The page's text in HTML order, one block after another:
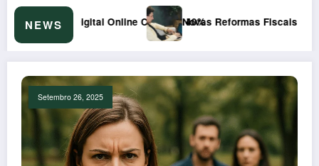
NEWS
40%
Novas Reformas Fiscais de 2026 no Luxemburgo: Impacto
Setembro 26, 2025